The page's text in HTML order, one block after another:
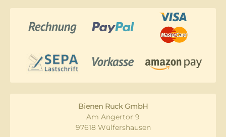
Bienen Ruck GmbH
Am Angertor 9
97618 Wülfershausen